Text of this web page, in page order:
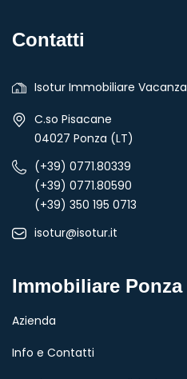
Contatti
Isotur Immobiliare Vacanza
C.so Pisacane
04027 Ponza (LT)
(+39) 0771.80339
(+39) 0771.80590
(+39) 350 195 0713
isotur@isotur.it
Immobiliare Ponza
Azienda
Info e Contatti